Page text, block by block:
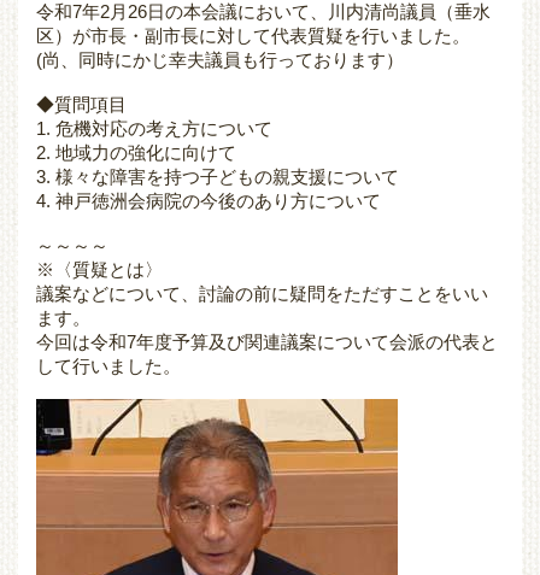
令和7年2月26日の本会議において、川内清尚議員（垂水
区）が市長・副市長に対して代表質疑を行いました。
(尚、同時にかじ幸夫議員も行っております）
◆質問項目
1. 危機対応の考え方について
2. 地域力の強化に向けて
3. 様々な障害を持つ子どもの親支援について
4. 神戸徳洲会病院の今後のあり方について
～～～～
※〈質疑とは〉
議案などについて、討論の前に疑問をただすことをいい
ます。
今回は令和7年度予算及び関連議案について会派の代表と
して行いました。